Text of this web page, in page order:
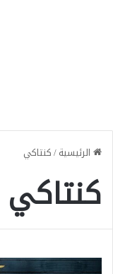
الرئيسية/كنتاكي
كنتاكي